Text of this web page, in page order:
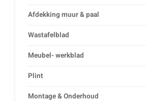
Afdekking muur & paal
Wastafelblad
Meubel- werkblad
Plint
Montage & Onderhoud